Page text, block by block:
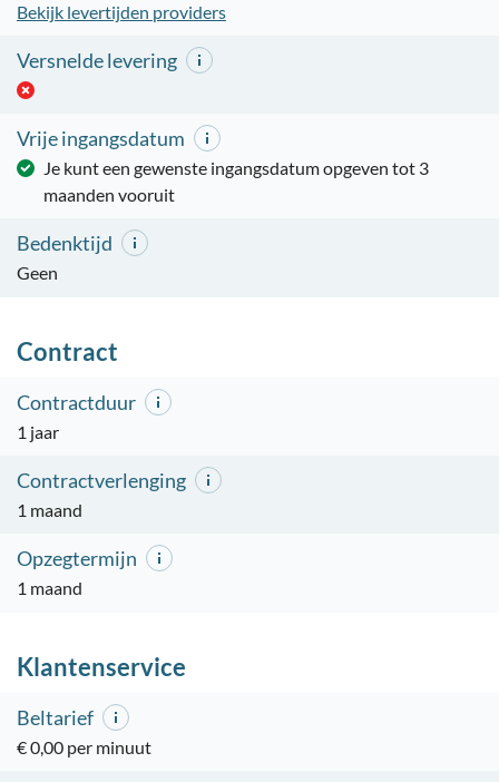
Bekijk levertijden providers
Versnelde levering
Vrije ingangsdatum
Je kunt een gewenste ingangsdatum opgeven tot 3
maanden vooruit
Bedenktijd
Geen
Contract
Contractduur
1 jaar
Contractverlenging
1 maand
Opzegtermijn
1 maand
Klantenservice
Beltarief
€ 0,00 per minuut